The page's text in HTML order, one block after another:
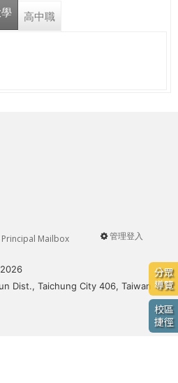
高中職
分眾
導覽
校區
捷徑
User
管理登入
Principal Mailbox
Dist., Taichung City 406, Taiwan